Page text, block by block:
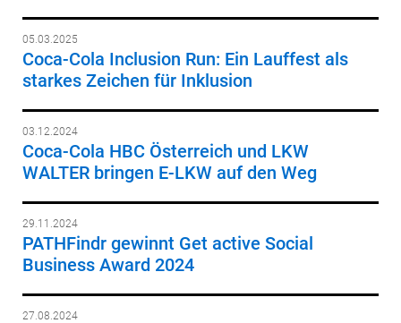
05.03.2025
Coca-Cola Inclusion Run: Ein Lauffest als
starkes Zeichen für Inklusion
03.12.2024
Coca-Cola HBC Österreich und LKW
WALTER bringen E-LKW auf den Weg
29.11.2024
PATHFindr gewinnt Get active Social
Business Award 2024
27.08.2024